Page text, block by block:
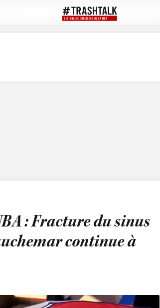
: Fracture du sinus
continue à